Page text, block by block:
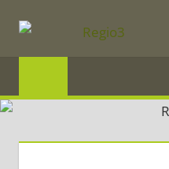
Inhalt
springen